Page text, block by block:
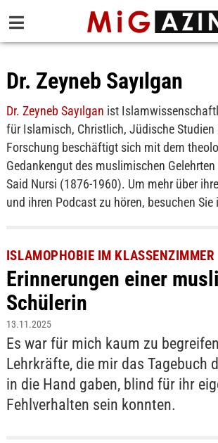
Dr. Zeyneb Sayılgan
Dr. Zeyneb Sayılgan ist
für Islamisch, Christlich, Jüdische
Forschung beschäftigt sich mit dem
Gedankengut des muslimischen
Said Nursi (1876-1960). Um mehr über
und ihren Podcast zu hören, besuchen Sie
ISLAMOPHOBIE IM KLASSENZIMMER
Erinnerungen einer
Schülerin
13.11.2025
Es war für mich kaum zu
Lehrkräfte, die mir das Tagebuch
in die Hand gaben, blind für ihr
Fehlverhalten sein konnten.